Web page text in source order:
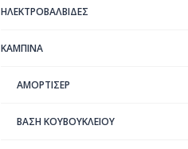
ΗΛΕΚΤΡΟΒΑΛΒΙΔΕΣ
ΚΑΜΠΙΝΑ
ΑΜΟΡΤΙΣΕΡ
ΒΑΣΗ ΚΟΥΒΟΥΚΛΕΙΟΥ